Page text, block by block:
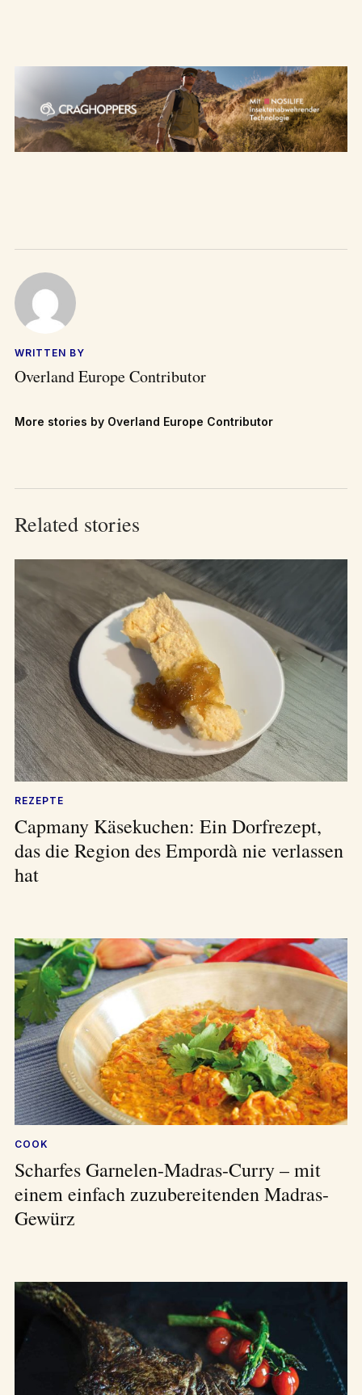
WRITTEN BY
Overland Europe Contributor
More stories by Overland Europe Contributor
Related stories
REZEPTE
Capmany Käsekuchen: Ein Dorfrezept,
das die Region des Empordà nie verlassen
hat
COOK
Scharfes Garnelen-Madras-Curry – mit
einem einfach zuzubereitenden Madras-
Gewürz